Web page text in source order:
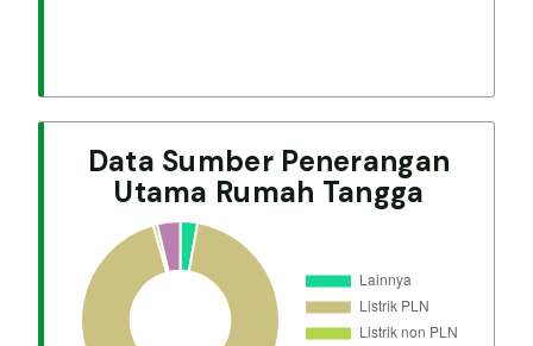
Data Sumber Penerangan
Utama Rumah Tangga